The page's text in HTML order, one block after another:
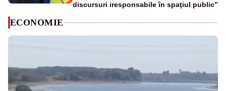
discursuri iresponsabile în spaţiul public”
ECONOMIE